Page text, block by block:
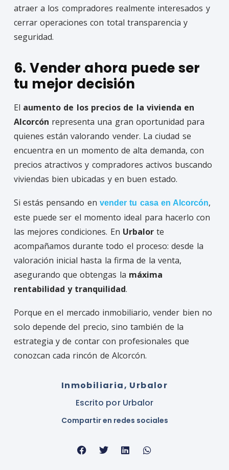
atraer a los compradores realmente interesados y
cerrar operaciones con total transparencia y
seguridad.
6. Vender ahora puede ser
tu mejor decisión
El aumento de los precios de la vivienda en
Alcorcón representa una gran oportunidad para
quienes están valorando vender. La ciudad se
encuentra en un momento de alta demanda, con
precios atractivos y compradores activos buscando
viviendas bien ubicadas y en buen estado.
Si estás pensando envender tu casa en Alcorcón,
este puede ser el momento ideal para hacerlo con
las mejores condiciones. En Urbalor te
acompañamos durante todo el proceso: desde la
valoración inicial hasta la firma de la venta,
asegurando que obtengas la máxima
rentabilidad y tranquilidad.
Porque en el mercado inmobiliario, vender bien no
solo depende del precio, sino también de la
estrategia y de contar con profesionales que
conozcan cada rincón de Alcorcón.
Inmobiliaria, Urbalor
Escrito porUrbalor
Compartir en redes sociales